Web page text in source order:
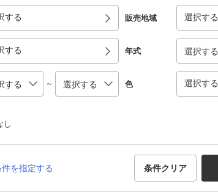
する 販売地域 選択する
する 年式
～ 色 選択する
し
を指定する 条件クリア